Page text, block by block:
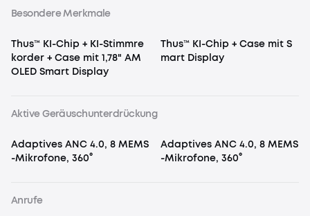
Besondere Merkmale
Thus™ KI-Chip + KI-Stimmre
korder + Case mit 1,78" AM
OLED Smart Display
Thus™ KI-Chip + Case mit S
mart Display
Aktive Geräuschunterdrückung
Adaptives ANC 4.0, 8 MEMS
-Mikrofone, 360°
Adaptives ANC 4.0, 8 MEMS
-Mikrofone, 360°
Anrufe